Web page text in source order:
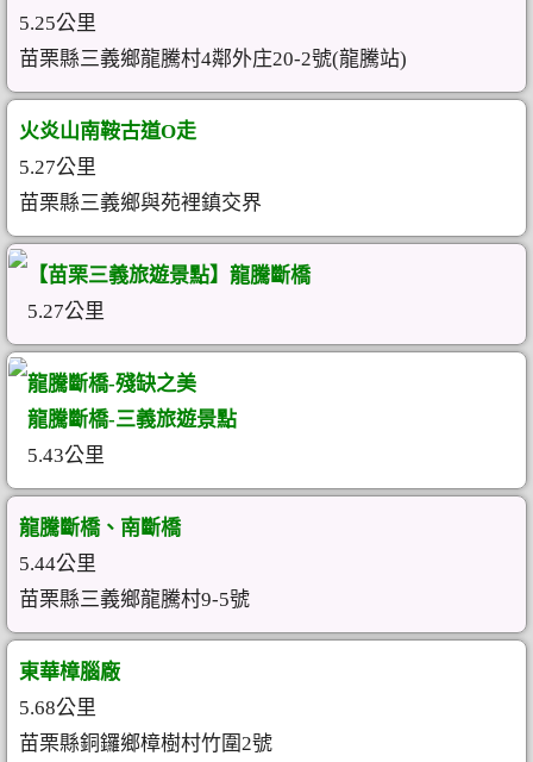
5.25公里
苗栗縣三義鄉龍騰村4鄰外庄20-2號(龍騰站)
火炎山南鞍古道O走
5.27公里
苗栗縣三義鄉與苑裡鎮交界
【苗栗三義旅遊景點】龍騰斷橋
5.27公里
龍騰斷橋-殘缺之美
龍騰斷橋-三義旅遊景點
5.43公里
龍騰斷橋、南斷橋
5.44公里
苗栗縣三義鄉龍騰村9-5號
東華樟腦廠
5.68公里
苗栗縣銅鑼鄉樟樹村竹圍2號